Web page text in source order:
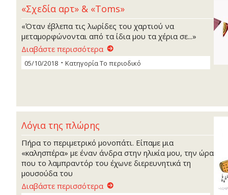
«Σχεδία αρτ» & «Toms»
«Όταν έβλεπα τις λωρίδες του χαρτιού να
μεταμορφώνονται από τα ίδια μου τα χέρια σε...»
Διαβάστε περισσότερα
05/10/2018 ΚατηγορίαΤο περιοδικό
Λόγια της πλώρης
Πήρα το περιμετρικό μονοπάτι. Είπαμε μια
«καλησπέρα» με έναν άνδρα στην ηλικία μου, την ώρα
που το λαμπραντόρ του έχωνε διερευνητικά τη
μουσούδα του
Διαβάστε περισσότερα